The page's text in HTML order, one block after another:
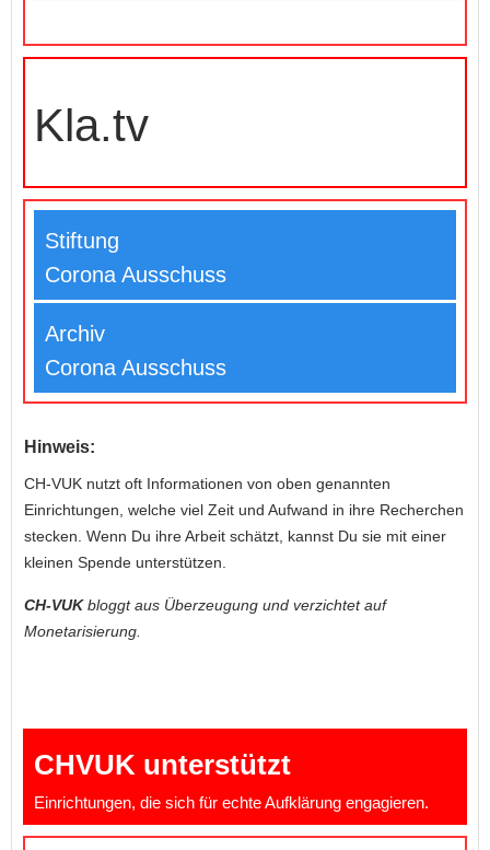
Kla.tv
Stiftung
Corona Ausschuss
Archiv
Corona Ausschuss
Hinweis:
CH-VUK nutzt oft Informationen von oben genannten
Einrichtungen, welche viel Zeit und Aufwand in ihre Recherchen
stecken. Wenn Du ihre Arbeit schätzt, kannst Du sie mit einer
kleinen Spende unterstützen.
CH-VUKbloggt aus Überzeugung und verzichtet auf
Monetarisierung.
CHVUK unterstützt
Einrichtungen, die sich für echte Aufklärung engagieren.